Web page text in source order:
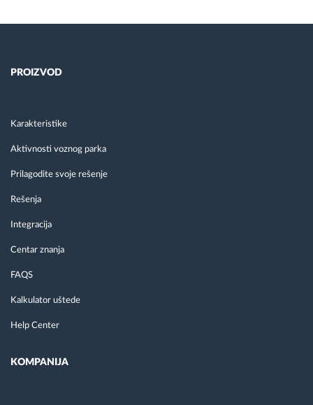
PROIZVOD
Karakteristike
Aktivnosti voznog parka
Prilagodite svoje rešenje
Rešenja
Integracija
Centar znanja
FAQS
Kalkulator uštede
Help Center
KOMPANIJA